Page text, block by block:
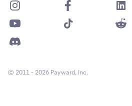
© 2011 - 2026 Payward, Inc.